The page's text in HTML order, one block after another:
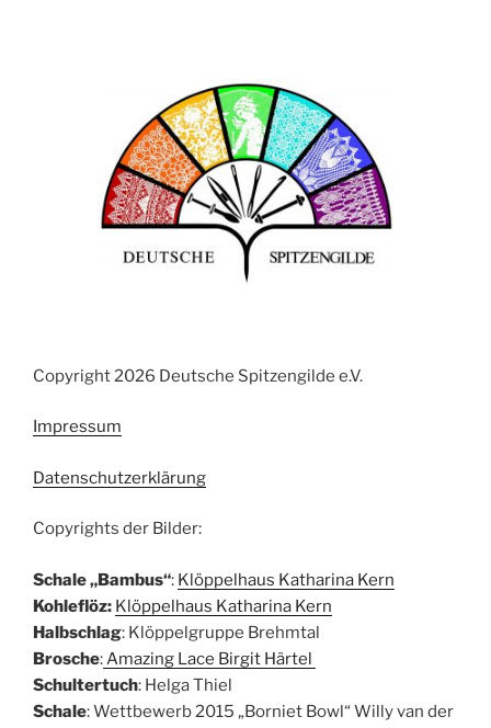
Copyright 2026 Deutsche Spitzengilde e.V.
Impressum
Datenschutzerklärung
Copyrights der Bilder:
Schale „Bambus“: Klöppelhaus Katharina Kern
Kohleflöz: Klöppelhaus Katharina Kern
Halbschlag: Klöppelgruppe Brehmtal
Brosche:Amazing Lace Birgit Härtel
Schultertuch: Helga Thiel
Schale: Wettbewerb 2015 „Borniet Bowl“ Willy van der